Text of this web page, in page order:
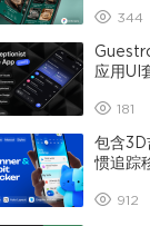
344
应用UI
181
包含3D
惯追踪
912